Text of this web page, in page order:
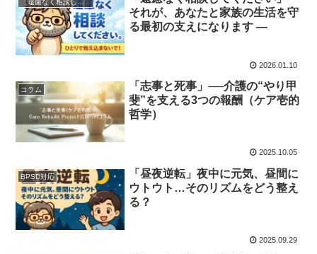
「遠慮なく相談してください」
それが、あなたと家族の生活を守
る最初の支えになります —
2026.01.10
コラム
「志事と死事」──介護の“やり甲
斐”を支える3つの報酬（ケア壱的
哲学）
2025.10.05
BPSD対応
「昼夜逆転」夜中に元気、昼間に
ウトウト…そのリズムをどう整え
る？
2025.09.29